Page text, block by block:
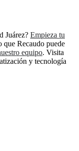
Juárez? Empieza tu
que Recaudo puede
equipo. Visita
y tecnología